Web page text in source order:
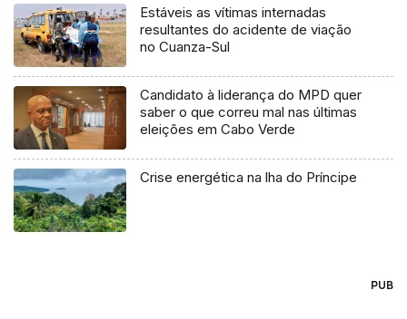
Estáveis as vítimas internadas
resultantes do acidente de viação
no Cuanza-Sul
Candidato à liderança do MPD quer
saber o que correu mal nas últimas
eleições em Cabo Verde
Crise energética na lha do Príncipe
PUB